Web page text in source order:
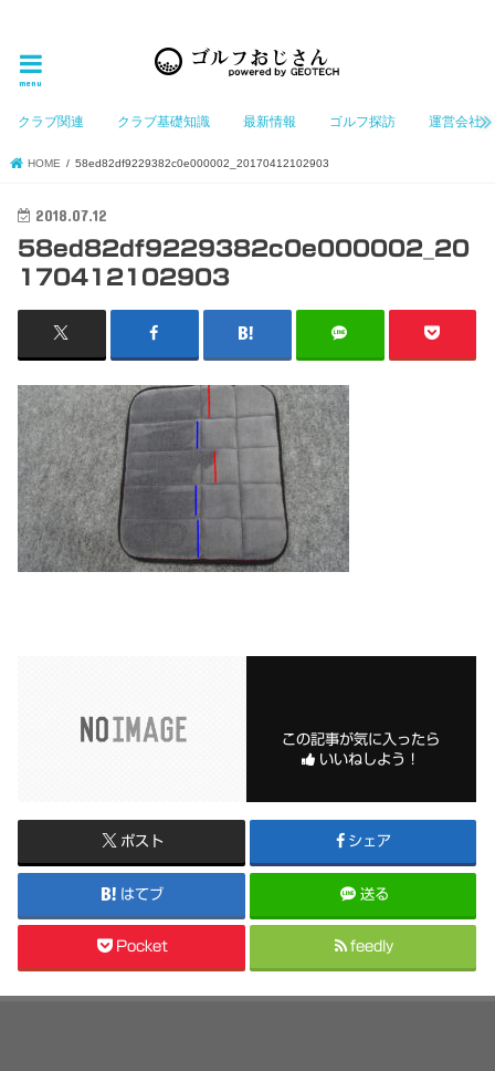
menu
クラブ関連 クラブ基礎知識 最新情報 ゴルフ探訪 運営会社
HOME 58ed82df9229382c0e000002_20170412102903
2018.07.12
58ed82df9229382c0e000002_20
170412102903
この記事が気に入ったら
いいねしよう！
ポスト シェア
はてブ 送る
Pocket feedly